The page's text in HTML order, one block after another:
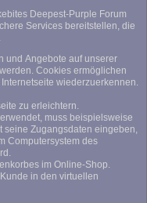
Deepest-Purple Forum
Services bereitstellen, die
und Angebote auf unserer
Cookies ermöglichen
wiederzuerkennen.
zu erleichtern.
muss beispielsweise
seine Zugangsdaten eingeben,
Computersystem des
im Online-Shop.
in den virtuellen